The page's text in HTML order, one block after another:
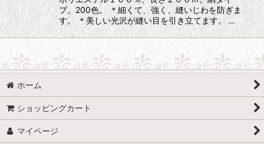
プ。200色。 ＊細くて、強く、縫いじわを防ぎま
す。 ＊美しい光沢が縫い目を引き立てます。 …
ホーム
ショッピングカート
マイページ